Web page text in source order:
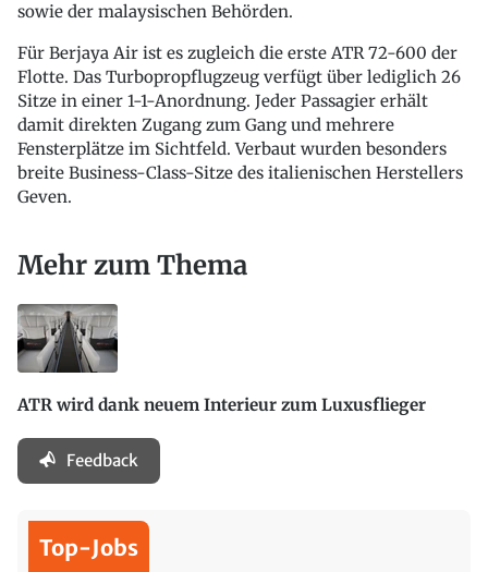
sowie der malaysischen Behörden.
Für Berjaya Air ist es zugleich die erste ATR 72-600 der
Flotte. Das Turbopropflugzeug verfügt über lediglich 26
Sitze in einer 1-1-Anordnung. Jeder Passagier erhält
damit direkten Zugang zum Gang und mehrere
Fensterplätze im Sichtfeld. Verbaut wurden besonders
breite Business-Class-Sitze des italienischen Herstellers
Geven.
Mehr zum Thema
ATR wird dank neuem Interieur zum Luxusflieger
Feedback
Top-Jobs